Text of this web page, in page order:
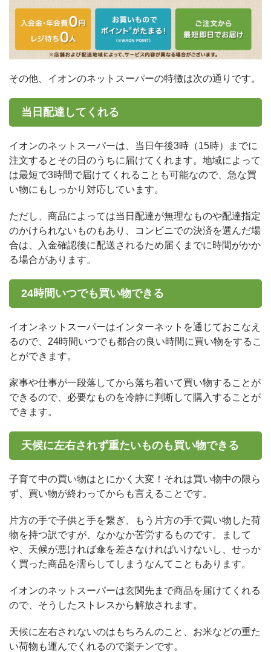
その他、イオンのネットスーパーの特徴は次の通りです。
当日配達してくれる
イオンのネットスーパーは、当日午後3時（15時）までに
注文するとその日のうちに届けてくれます。地域によって
は最短で3時間で届けてくれることも可能なので、急な買
い物にもしっかり対応しています。
ただし、商品によっては当日配達が無理なものや配達指定
のかけられないものもあり、コンビニでの決済を選んだ場
合は、入金確認後に配送されるため届くまでに時間がかか
る場合があります。
24時間いつでも買い物できる
イオンネットスーパーはインターネットを通じておこなえ
るので、24時間いつでも都合の良い時間に買い物をするこ
とができます。
家事や仕事が一段落してから落ち着いて買い物することが
できるので、必要なものを冷静に判断して購入することが
できます。
天候に左右されず重たいものも買い物できる
子育て中の買い物はとにかく大変！それは買い物中の限ら
ず、買い物が終わってからも言えることです。
片方の手で子供と手を繋ぎ、もう片方の手で買い物した荷
物を持つ訳ですが、なかなか苦労するものです。まして
や、天候が悪ければ傘を差さなければいけないし、せっか
く買った商品を濡らしてしまうなんてこともあります。
イオンのネットスーパーは玄関先まで商品を届けてくれる
ので、そうしたストレスから解放されます。
天候に左右されないのはもちろんのこと、お米などの重た
い荷物も運んでくれるので楽チンです。